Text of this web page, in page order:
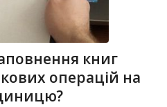
книг
операцій на